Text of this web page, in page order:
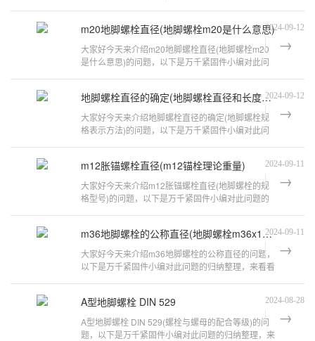
m20地脚螺栓直径(地脚螺栓m20是什么意思)2024-09-12
大家好今天来介绍m20地脚螺栓直径(地脚螺栓m20
是什么意思)的问题，以下是万千紧固件小编对此问
地脚螺栓直径的确定(地脚螺栓直径和长度对应表)
2024-09-12
大家好今天来介绍地脚螺栓直径的确定(地脚螺栓规
格表示方法)的问题，以下是万千紧固件小编对此问
m12胀锚螺栓直径(m12锚栓理论重量) 2024-09-11
大家好今天来介绍m12胀锚螺栓直径(地脚螺栓的规
格型号)的问题，以下是万千紧固件小编对此问题的
m36地脚螺栓的公称直径(地脚螺栓m36x1000是什么意思)
2024-09-11
大家好今天来介绍m36地脚螺栓的公称直径的问题，
以下是万千紧固件小编对此问题的归纳整理，来看看
A型地脚螺栓 DIN 529 2024-08-28
A型地脚螺栓 DIN 529(螺栓与螺母的配合等级)的问
题，以下是万千紧固件小编对此问题的归纳整理，来